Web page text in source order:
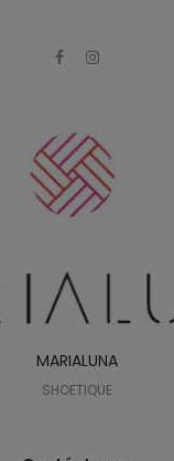
MARIALUNA
SHOETIQUE